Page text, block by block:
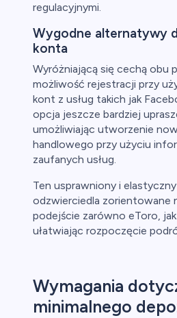
regulacyjnymi.
Wygodne alternatywy
konta
Wyróżniającą się cechą obu
możliwość rejestracji przy
kont z usług takich jak
opcja jeszcze bardziej
umożliwiając utworzenie
handlowego przy użyciu
zaufanych usług.
Ten usprawniony i
odzwierciedla zorientowane
podejście zarówno eToro,
ułatwiając rozpoczęcie
Wymagania
minimalnego